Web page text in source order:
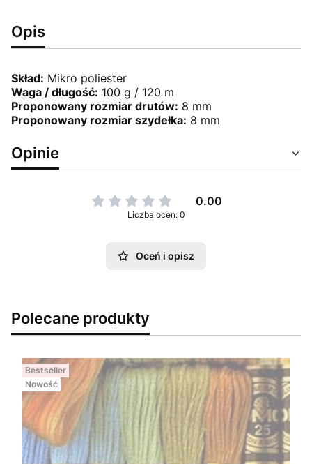
Opis
Skład: Mikro poliester
Waga / długość: 100 g / 120 m
Proponowany rozmiar drutów: 8 mm
Proponowany rozmiar szydełka: 8 mm
Opinie
0.00
Liczba ocen: 0
Oceń i opisz
Polecane produkty
Bestseller
Nowość